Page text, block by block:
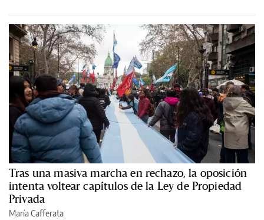
Tras una masiva marcha en rechazo, la oposición
intenta voltear capítulos de la Ley de Propiedad
Privada
María Cafferata